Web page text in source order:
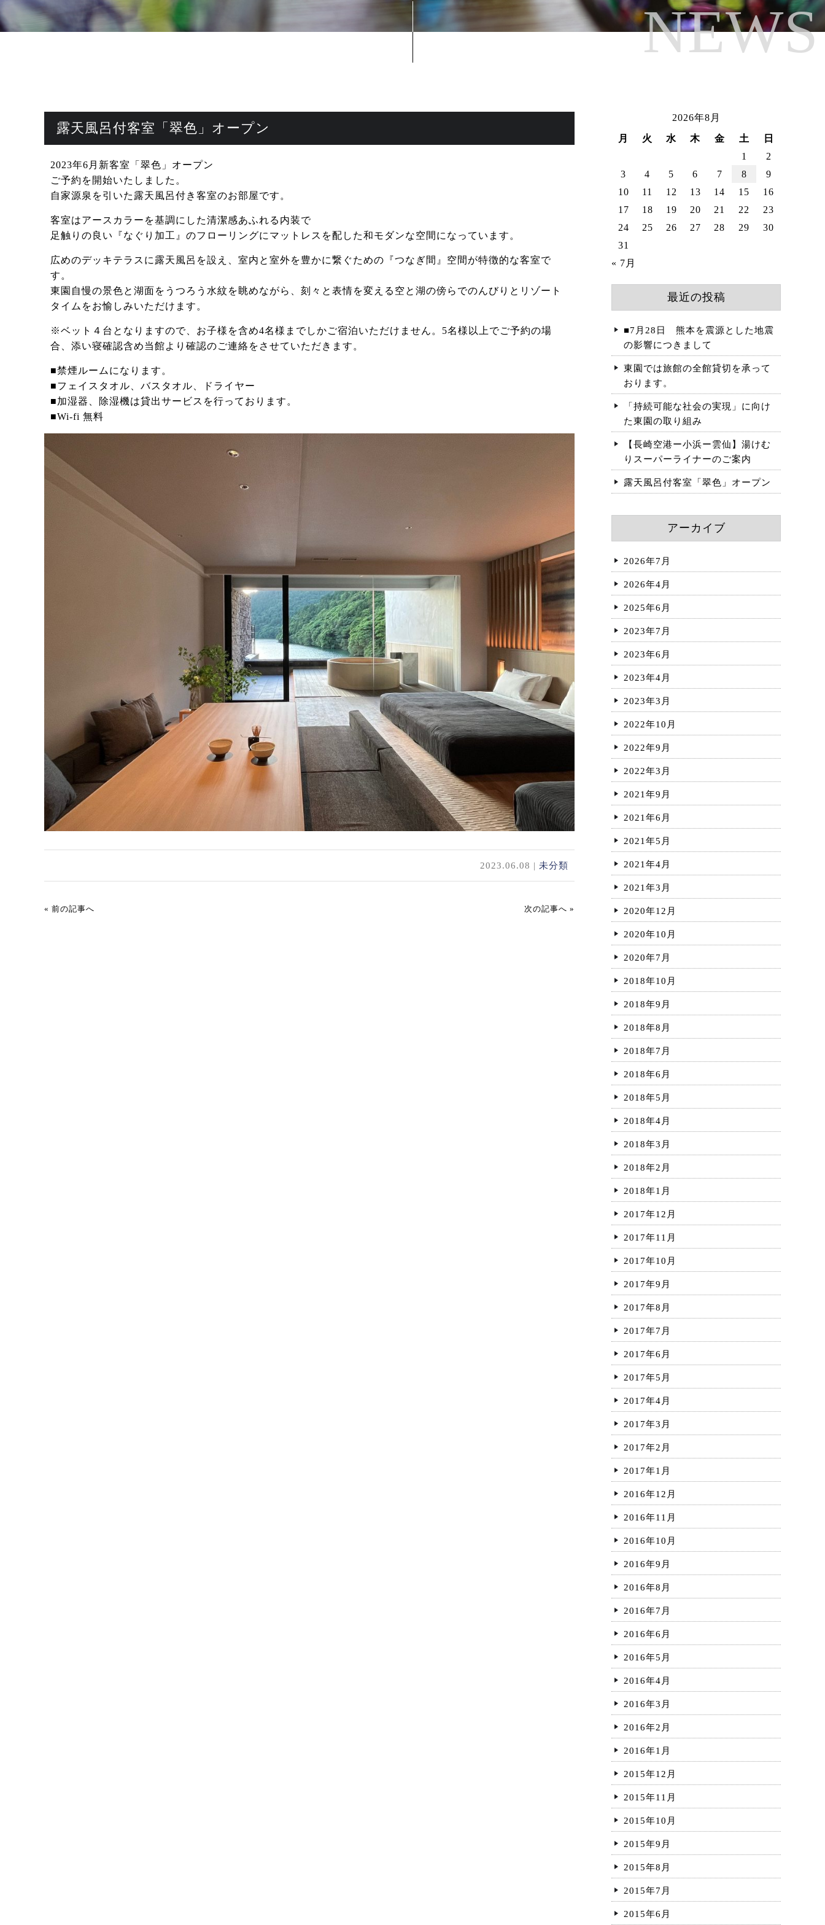
安心・安全への取り組み
(9:00 - 12:00、13:00 - 19:00)
繁体字 한국어
NEWS
露天風呂付客室「翠色」オープン
2023年6月新客室「翠色」オープン
ご予約を開始いたしました。
自家源泉を引いた露天風呂付き客室のお部屋です。
客室はアースカラーを基調にした清潔感あふれる内装で
足触りの良い『なぐり加工』のフローリングにマットレスを配した和モダンな空間になっています。
広めのデッキテラスに露天風呂を設え、室内と室外を豊かに繋ぐための『つなぎ間』空間が特徴的な客室で
す。
東園自慢の景色と湖面をうつろう水紋を眺めながら、刻々と表情を変える空と湖の傍らでのんびりとリゾート
タイムをお愉しみいただけます。
※ベット４台となりますので、お子様を含め4名様までしかご宿泊いただけません。5名様以上でご予約の場
合、添い寝確認含め当館より確認のご連絡をさせていただきます。
■禁煙ルームになります。
■フェイスタオル、バスタオル、ドライヤー
■加湿器、除湿機は貸出サービスを行っております。
■Wi-fi 無料
2023.06.08 | 未分類
« 前の記事へ 次の記事へ »
2026年8月
月
火 水 木 金 土
日
1
2
3
4 5 6 7 8
9
10
11 12 13 14 15
16
17
18 19 20 21 22
23
24
25 26 27 28 29
30
31
« 7月
最近の投稿
■7月28日 熊本を震源とした地震
の影響につきまして
東園では旅館の全館貸切を承って
おります。
「持続可能な社会の実現」に向け
た東園の取り組み
【長崎空港ー小浜ー雲仙】湯けむ
りスーパーライナーのご案内
露天風呂付客室「翠色」オープン
アーカイブ
2026年7月
2026年4月
2025年6月
2023年7月
2023年6月
2023年4月
2023年3月
2022年10月
2022年9月
2022年3月
2021年9月
2021年6月
2021年5月
2021年4月
2021年3月
2020年12月
2020年10月
2020年7月
2018年10月
2018年9月
2018年8月
2018年7月
2018年6月
2018年5月
2018年4月
2018年3月
2018年2月
2018年1月
2017年12月
2017年11月
2017年10月
2017年9月
2017年8月
2017年7月
2017年6月
2017年5月
2017年4月
2017年3月
2017年2月
2017年1月
2016年12月
2016年11月
2016年10月
2016年9月
2016年8月
2016年7月
2016年6月
2016年5月
2016年4月
2016年3月
2016年2月
2016年1月
2015年12月
2015年11月
2015年10月
2015年9月
2015年8月
2015年7月
2015年6月